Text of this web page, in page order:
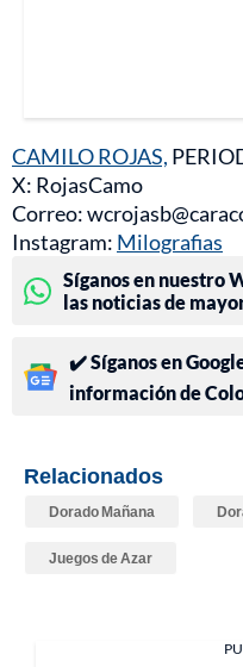
CAMILO ROJAS,
X: RojasCamo
Correo:
Instagram: Milografias
Síganos en nuestro
las noticias de
✔️ Síganos en
información de
Relacionados
Dorado Mañana
Juegos de Azar